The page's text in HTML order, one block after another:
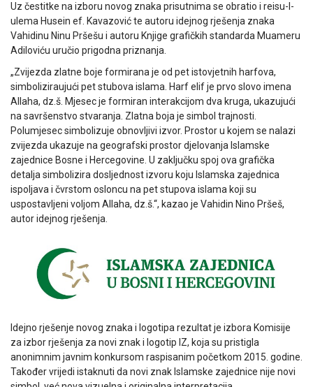
Uz čestitke na izboru novog znaka prisutnima se obratio i reisu-l-
ulema Husein ef. Kavazović te autoru idejnog rješenja znaka
Vahidinu Ninu Pršešu i autoru Knjige grafičkih standarda Muameru
Adiloviću uručio prigodna priznanja.
„Zvijezda zlatne boje formirana je od pet istovjetnih harfova,
simboliziraujući pet stubova islama. Harf elif je prvo slovo imena
Allaha, dz.š. Mjesec je formiran interakcijom dva kruga, ukazujući
na savršenstvo stvaranja. Zlatna boja je simbol trajnosti.
Polumjesec simbolizuje obnovljivi izvor. Prostor u kojem se nalazi
zvijezda ukazuje na geografski prostor djelovanja Islamske
zajednice Bosne i Hercegovine. U zaključku spoj ova grafička
detalja simbolizira dosljednost izvoru koju Islamska zajednica
ispoljava i čvrstom osloncu na pet stupova islama koji su
uspostavljeni voljom Allaha, dz.š.“, kazao je Vahidin Nino Pršeš,
autor idejnog rješenja.
Idejno rješenje novog znaka i logotipa rezultat je izbora Komisije
za izbor rješenja za novi znak i logotip IZ, koja su pristigla
anonimnim javnim konkursom raspisanim početkom 2015. godine.
Također vrijedi istaknuti da novi znak Islamske zajednice nije novi